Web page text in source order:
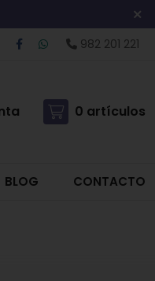
982 201 221
0 artículos
BLOG CONTACTO